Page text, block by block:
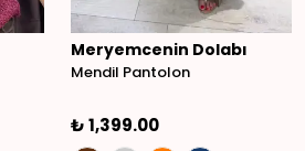
Meryemcenin Dolabı
Mendil Pantolon
₺ 1,399.00